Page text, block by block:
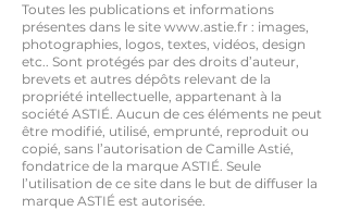
Toutes les publications et informations
présentes dans le site www.astie.fr : images,
photographies, logos, textes, vidéos, design
etc.. Sont protégés par des droits d’auteur,
brevets et autres dépôts relevant de la
propriété intellectuelle, appartenant à la
société ASTIÉ. Aucun de ces éléments ne peut
être modifié, utilisé, emprunté, reproduit ou
copié, sans l’autorisation de Camille Astié,
fondatrice de la marque ASTIÉ. Seule
l’utilisation de ce site dans le but de diffuser la
marque ASTIÉ est autorisée.